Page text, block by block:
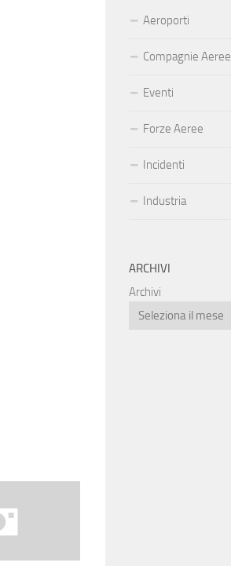
Aeroporti
Compagnie Aeree
Eventi
Forze Aeree
Incidenti
Industria
ARCHIVI
Archivi